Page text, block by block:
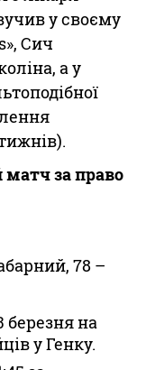
у своєму
Сич
а у
матч за право
78 –
березня на
у Генку.